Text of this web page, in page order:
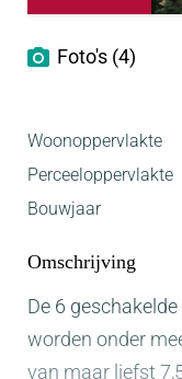
Foto's (4)
Woonoppervlakte
Perceeloppervlakte
Bouwjaar
Omschrijving
De 6
worden onder
van maar liefst